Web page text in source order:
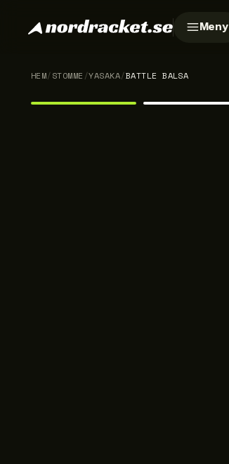
Meny
HEM/STOMME /YASAKA/BATTLE BALSA